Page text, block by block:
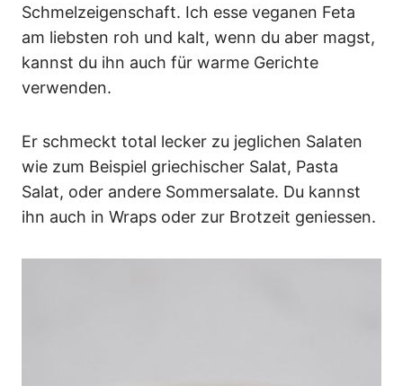
Schmelzeigenschaft. Ich esse veganen Feta
am liebsten roh und kalt, wenn du aber magst,
kannst du ihn auch für warme Gerichte
verwenden.
Er schmeckt total lecker zu jeglichen Salaten
wie zum Beispiel griechischer Salat, Pasta
Salat, oder andere Sommersalate. Du kannst
ihn auch in Wraps oder zur Brotzeit geniessen.